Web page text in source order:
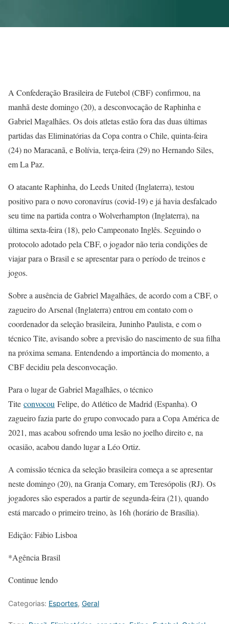
A Confederação Brasileira de Futebol (CBF) confirmou, na
manhã deste domingo (20), a desconvocação de Raphinha e
Gabriel Magalhães. Os dois atletas estão fora das duas últimas
partidas das Eliminatórias da Copa contra o Chile, quinta-feira
(24) no Maracanã, e Bolívia, terça-feira (29) no Hernando Siles,
em La Paz.
O atacante Raphinha, do Leeds United (Inglaterra), testou
positivo para o novo coronavírus (covid-19) e já havia desfalcado
seu time na partida contra o Wolverhampton (Inglaterra), na
última sexta-feira (18), pelo Campeonato Inglês. Seguindo o
protocolo adotado pela CBF, o jogador não teria condições de
viajar para o Brasil e se apresentar para o período de treinos e
jogos.
Sobre a ausência de Gabriel Magalhães, de acordo com a CBF, o
zagueiro do Arsenal (Inglaterra) entrou em contato com o
coordenador da seleção brasileira, Juninho Paulista, e com o
técnico Tite, avisando sobre a previsão do nascimento de sua filha
na próxima semana. Entendendo a importância do momento, a
CBF decidiu pela desconvocação.
Para o lugar de Gabriel Magalhães, o técnico
Tite convocou Felipe, do Atlético de Madrid (Espanha). O
zagueiro fazia parte do grupo convocado para a Copa América de
2021, mas acabou sofrendo uma lesão no joelho direito e, na
ocasião, acabou dando lugar a Léo Ortiz.
A comissão técnica da seleção brasileira começa a se apresentar
neste domingo (20), na Granja Comary, em Teresópolis (RJ). Os
jogadores são esperados a partir de segunda-feira (21), quando
está marcado o primeiro treino, às 16h (horário de Brasília).
Edição: Fábio Lisboa
*Agência Brasil
Continue lendo
Categorias: Esportes, Geral